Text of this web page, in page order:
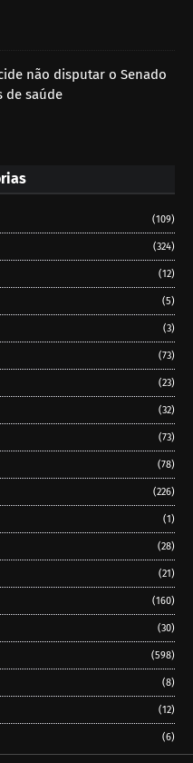
não disputar o Senado
de saúde
(109)
(324)
(12)
(5)
(3)
(73)
(23)
(32)
(73)
(78)
(226)
(1)
(28)
(21)
(160)
(30)
(598)
(8)
(12)
(6)